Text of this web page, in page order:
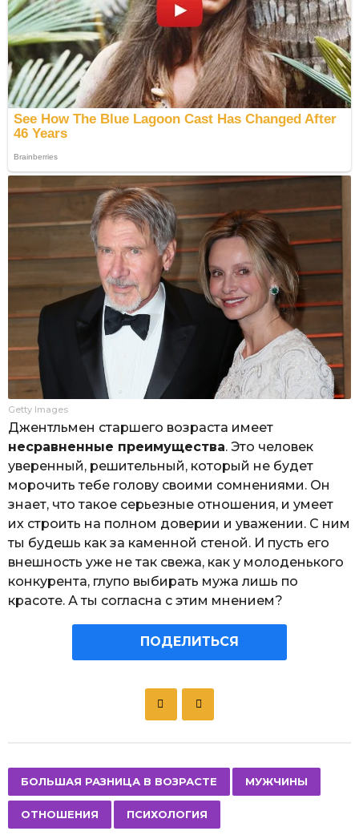
Getty Images
Джентльмен старшего возраста имеет
несравненные преимущества. Это человек
уверенный, решительный, который не будет
морочить тебе голову своими сомнениями. Он
знает, что такое серьезные отношения, и умеет
их строить на полном доверии и уважении. С ним
ты будешь как за каменной стеной. И пусть его
внешность уже не так свежа, как у молоденького
конкурента, глупо выбирать мужа лишь по
красоте. А ты согласна с этим мнением?
ПОДЕЛИТЬСЯ
a
g
БОЛЬШАЯ РАЗНИЦА В ВОЗРАСТЕ МУЖЧИНЫ
ОТНОШЕНИЯ ПСИХОЛОГИЯ